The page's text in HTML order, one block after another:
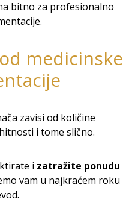
bitno za profesionalno
medicinske
zavisi od količine
i tome slično.
i zatražite ponudu
vam u najkraćem roku